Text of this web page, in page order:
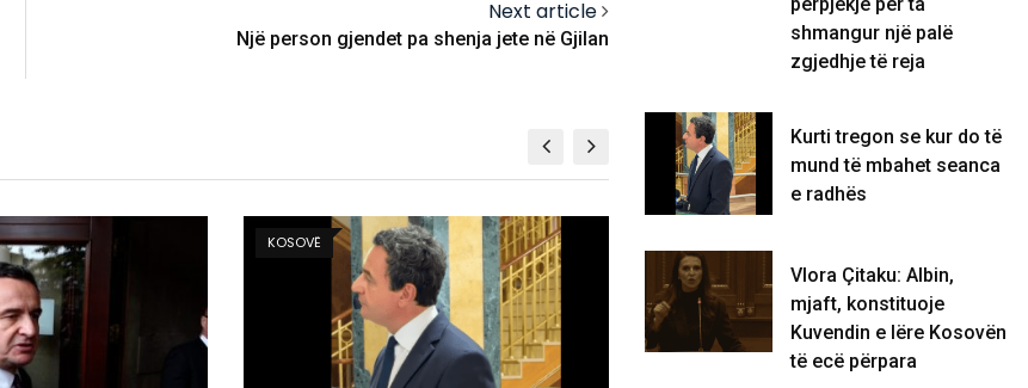
Next article
Një person gjendet pa shenja jete në Gjilan
KOSOVË KOSOVË
shmangur një palë
zgjedhje të reja
Kurti tregon se kur do të
mund të mbahet seanca
e radhës
Vlora Çitaku: Albin,
mjaft, konstituoje
Kuvendin e lëre Kosovën
të ecë përpara